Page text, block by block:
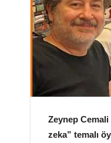
Zeynep Cemali
zeka” temalı